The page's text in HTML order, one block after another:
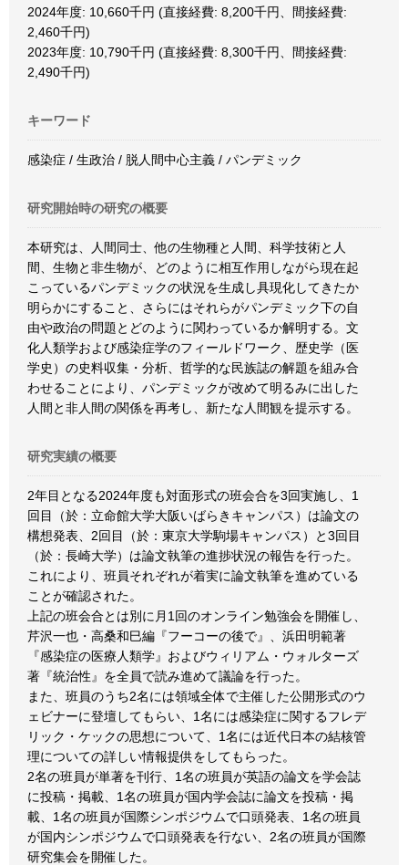
2024年度: 10,660千円 (直接経費: 8,200千円、間接経費:
2,460千円)
2023年度: 10,790千円 (直接経費: 8,300千円、間接経費:
2,490千円)
キーワード
感染症 / 生政治 / 脱人間中心主義 / パンデミック
研究開始時の研究の概要
本研究は、人間同士、他の生物種と人間、科学技術と人
間、生物と非生物が、どのように相互作用しながら現在起
こっているパンデミックの状況を生成し具現化してきたか
明らかにすること、さらにはそれらがパンデミック下の自
由や政治の問題とどのように関わっているか解明する。文
化人類学および感染症学のフィールドワーク、歴史学（医
学史）の史料収集・分析、哲学的な民族誌の解題を組み合
わせることにより、パンデミックが改めて明るみに出した
人間と非人間の関係を再考し、新たな人間観を提示する。
研究実績の概要
2年目となる2024年度も対面形式の班会合を3回実施し、1
回目（於：立命館大学大阪いばらきキャンパス）は論文の
構想発表、2回目（於：東京大学駒場キャンパス）と3回目
（於：長崎大学）は論文執筆の進捗状況の報告を行った。
これにより、班員それぞれが着実に論文執筆を進めている
ことが確認された。
上記の班会合とは別に月1回のオンライン勉強会を開催し、
芹沢一也・高桑和巳編『フーコーの後で』、浜田明範著
『感染症の医療人類学』およびウィリアム・ウォルターズ
著『統治性』を全員で読み進めて議論を行った。
また、班員のうち2名には領域全体で主催した公開形式のウ
ェビナーに登壇してもらい、1名には感染症に関するフレデ
リック・ケックの思想について、1名には近代日本の結核管
理についての詳しい情報提供をしてもらった。
2名の班員が単著を刊行、1名の班員が英語の論文を学会誌
に投稿・掲載、1名の班員が国内学会誌に論文を投稿・掲
載、1名の班員が国際シンポジウムで口頭発表、1名の班員
が国内シンポジウムで口頭発表を行ない、2名の班員が国際
研究集会を開催した。